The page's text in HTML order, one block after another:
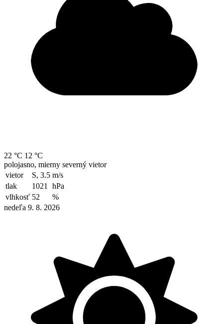
22 °C 12 °C
polojasno, mierny severný vietor
vietor
S, 3.5 m/s
tlak
1021
hPa
vlhkosť 52
%
nedeľa 9. 8. 2026